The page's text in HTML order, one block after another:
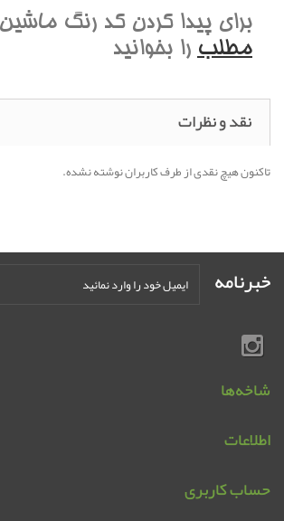
براي پيدا کردن کد رنگ
مطلب را بخوانيد
نقد و نظرات
تاکنون هیچ نقدی از طرف کاربران نوشته نشده.
خبرنامه
شاخه‌ها
اطلاعات
حساب کاربری